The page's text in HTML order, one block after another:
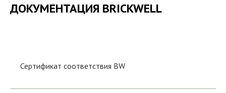
ДОКУМЕНТАЦИЯ BRICKWELL
Сертификат соответствия BW